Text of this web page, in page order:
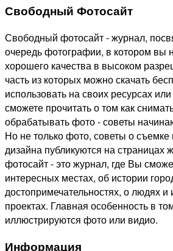
Свободный Фотосайт
Свободный фотосайт - журнал,
очередь фотографии, в котором вы
хорошего качества в высоком
часть из которых можно скачать
использовать на своих ресурсах
сможете прочитать о том как
обрабатывать фото - советы
Но не только фото, советы о
дизайна публикуются на
фотосайт - это журнал, где Вы
интересных местах, об истории
достопримечательностях, о людях и
проектах. Главная особенность в
иллюстрируются фото или видио.
Информация